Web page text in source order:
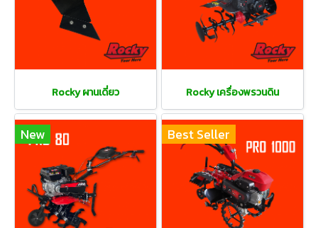
Rocky ผานเดี่ยว Rocky เครื่องพรวนดิน
New Best Seller